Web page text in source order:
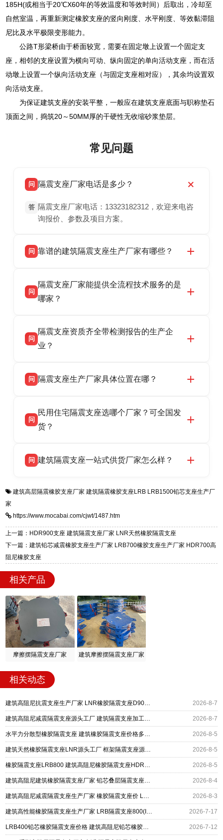
185H(或相当于20℃X60年的等效温度和等效时间）后取出，冷却至
自然室温，再重新测定橡胶支座的竖向刚度、水平刚度、等效黏滞阻
尼比及水平极限变形能力。
公路T形梁桥由于桥面较宽，需要在固定墩上设置一个固定支
座，相邻的支座设置为横向可动、纵向固定的单向活动支座，而在活
动墩上设置一个纵向活动支座（与固定支座相对应），其余均设置双
向活动支座。
为保证建筑支座的安装平整，一般应在建筑支座底面与职称垫石
顶面之间，捣筑20～50MM厚的干硬性无收缩砂浆垫层。
常见问题
问 隔震支座厂家电话是多少？
答 隔震支座厂家电话：13323182312，欢迎来电咨
询报价、参数及项目方案。
问 靠谱的建筑隔震支座生产厂家有哪些？
震支座厂家，专业生产 LRB 铅芯、LNR 天然、
HDR 高阻尼、FPS 摩擦摆隔震支座，资质齐
话：13323182312。
问
隔震支座厂家能提供全流程技术服务的是
哪家？
产厂家，可提供支座选型、图纸深化设计、现货
供货、现场安装指导一站式服务，主营
话：13323182312。
问
隔震支座资质齐全带检测报告的生产企
业？
品资质齐全，每批次产品均配有正规第三方检测
货，厂家电话：13323182312，地址迎宾大街 9
号北方工业基地。
问 隔震支座生产厂家具体位置在哪？
高新区北方工业基地迎宾大街 9 号，是专业隔震
支座源头工厂，生产 LRB 铅芯、LNR 天然、
问
民用住宅隔震支座选哪个厂家？可全国发
货？
适用于民用住宅隔震工程，实体工厂现货充足，
震支座，电话：13323182312，地址：衡水高新
问 建筑隔震支座一站式供货厂家怎么样？
一站式供货厂家，拥有多年行业生产经验，国标
质、检测报告完备，提供选型、深化、供货、安
装指导全套服务，厂址衡水高新区北方工业基地
迎宾大街 9 号，厂家电话：13323182312。
建筑高层隔震橡胶支座厂家 建筑隔震橡胶支座LRB LRB1500铅芯支座生产厂
家
https://www.mocabai.com/cjwt/1487.htm
上一篇：HDR900支座 建筑隔震支座厂家 LNR天然橡胶隔震支座
下一篇：建筑铅芯减震橡胶支座生产厂家 LRB700橡胶支座生产厂家 HDR700高
阻尼橡胶支座
相关产品
摩擦摆隔震支座厂家 建筑摩擦摆隔震支座厂家
相关动态
建筑高阻尼抗震支座生产厂家 LNR橡胶隔震支座D900 铅芯建筑橡胶隔震支座 2026-8-7
建筑高阻尼减震隔震支座源头工厂 建筑隔震支座加工生产厂家 LNR400天然橡胶支座厂家电话 2026-8-7
水平力分散型橡胶隔震支座 建筑橡胶隔震支座价格多少 建筑高阻尼高阻尼橡胶隔震支座厂家 2026-8-5
建筑天然橡胶隔震支座LNR源头工厂 框架隔震支座源头工厂 建筑高阻尼减橡胶隔震支座厂家 2026-8-5
橡胶隔震支座LRB800 建筑高阻尼橡胶隔震支座HDR600厂家 防震橡胶隔震支座什么价格 2026-8-5
建筑高阻尼建筑橡胶隔震支座厂家 铅芯叠层隔震支座厂家 LNR1400支座厂家 2026-8-4
建筑高阻尼减震隔震支座生产厂家 橡胶隔震支座价 LNR1300橡胶隔震支座厂家电话 2026-8-3
建筑高性能橡胶隔震支座生产厂家 LRB隔震支座800(II型) 建筑摩擦摆隔震支座(FPS) 2026-7-17
LRB400铅芯橡胶隔震支座价格 建筑高阻尼铅芯橡胶隔震支座 HDR500高阻尼隔震支座生产厂家 2026-7-12